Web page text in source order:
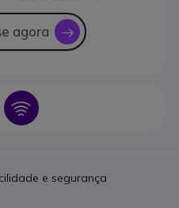
agora icon
Icon
e segurança